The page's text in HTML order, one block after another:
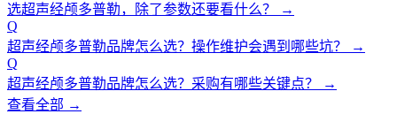
选超声经颅多普勒，除了参数还要看什么？
→
Q
超声经颅多普勒品牌怎么选？操作维护会遇到哪些坑？
→
Q
超声经颅多普勒品牌怎么选？采购有哪些关键点？
→
查看全部 →